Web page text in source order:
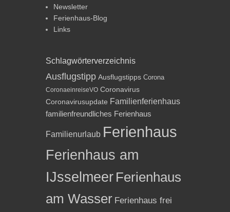
Newsletter
Ferienhaus-Blog
Links
Schlagwörterverzeichnis
Ausflugstipp Ausflugstipps Corona
CoronaeinreiseVO Coronavirus
Coronavirusupdate Familienferienhaus
familienfreundliches Ferienhaus
Familienurlaub Ferienhaus
Ferienhaus am
IJsselmeer Ferienhaus
am Wasser Ferienhaus frei